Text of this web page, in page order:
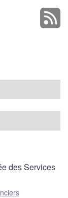
des Services